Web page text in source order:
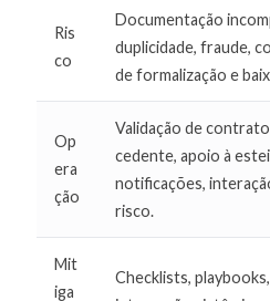
Ris
co
Documentação
duplicidade, fraude,
de formalização e
Op
era
ção
Validação de
cedente, apoio à
notificações,
risco.
Mit
iga
Checklists,